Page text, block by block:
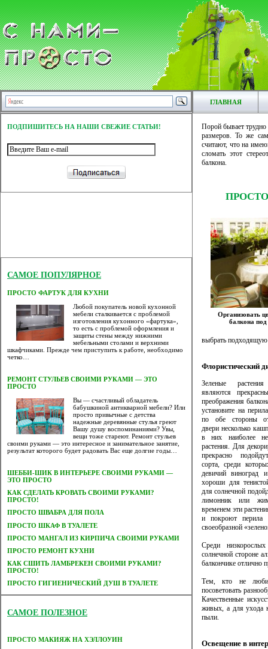
ГЛАВНАЯ
ПОДПИШИТЕСЬ НА НАШИ СВЕЖИЕ СТАТЬИ!
САМОЕ ПОПУЛЯРНОЕ
ПРОСТО ФАРТУК ДЛЯ КУХНИ
Любой покупатель новой кухонной
мебели сталкивается с проблемой
изготовления кухонного «фартука»,
то есть с проблемой оформления и
защиты стены между нижними
мебельными столами и верхними
шкафчиками. Прежде чем приступить к работе, необходимо
четко…
РЕМОНТ СТУЛЬЕВ СВОИМИ РУКАМИ — ЭТО
ПРОСТО
Вы — счастливый обладатель
бабушкиной антикварной мебели? Или
просто привычные с детства
надежные деревянные стулья греют
Вашу душу воспоминаниями? Увы,
вещи тоже стареют. Ремонт стульев
своими руками — это интересное и занимательное занятие,
результат которого будет радовать Вас еще долгие годы…
ШЕББИ-ШИК В ИНТЕРЬЕРЕ СВОИМИ РУКАМИ —
ЭТО ПРОСТО
КАК СДЕЛАТЬ КРОВАТЬ СВОИМИ РУКАМИ?
ПРОСТО!
ПРОСТО ШВАБРА ДЛЯ ПОЛА
ПРОСТО ШКАФ В ТУАЛЕТЕ
ПРОСТО МАНГАЛ ИЗ КИРПИЧА СВОИМИ РУКАМИ
ПРОСТО РЕМОНТ КУХНИ
КАК СШИТЬ ЛАМБРЕКЕН СВОИМИ РУКАМИ?
ПРОСТО!
ПРОСТО ГИГИЕНИЧЕСКИЙ ДУШ В ТУАЛЕТЕ
САМОЕ ПОЛЕЗНОЕ
ПРОСТО МАКИЯЖ НА ХЭЛЛОУИН
Порой бывает
размеров. То же
считают, что на
сломать этот
балкона.
Организовать
балкона
выбрать подходящую
Флористический
Зеленые
являются
преображения
установите на
по обе стороны
двери несколько
в них наиболее
растения. Для
прекрасно
сорта, среди
девичий
хороши для
для солнечной
лимонник или
временем эти
и покроют перила
своеобразной
Среди
солнечной стороне
балкончике отлично
Тем, кто не
посоветовать
Качественные
живых, а для ухода
пыли.
Освещение в